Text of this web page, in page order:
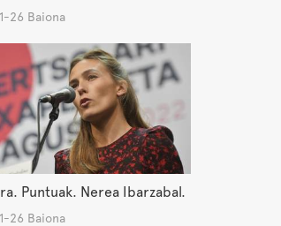
26 Baiona
Puntuak. Nerea Ibarzabal.
26 Baiona